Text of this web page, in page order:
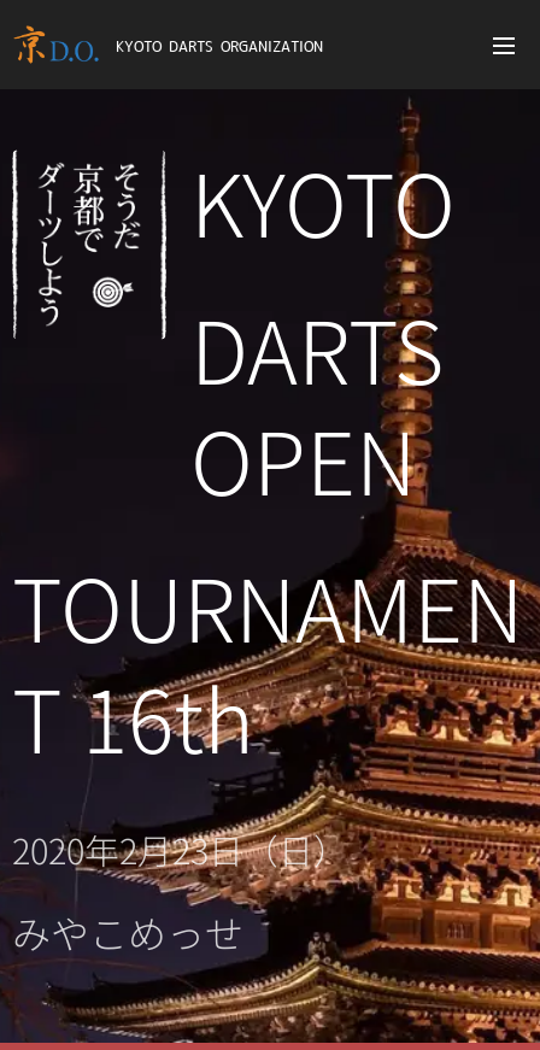
KYOTO DARTS ORGANIZATION
KYOTO
DARTS
OPEN
TOURNAMEN
T 16th
2020年2月23日（日）
みやこめっせ